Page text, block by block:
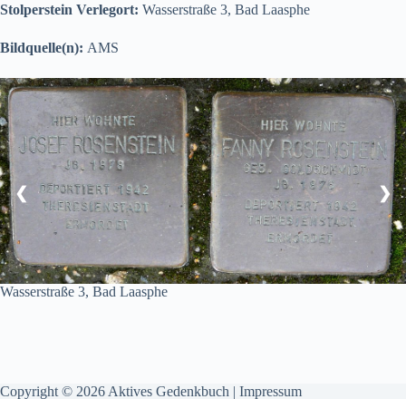
Stolperstein Verlegort: Wasserstraße 3, Bad Laasphe
Bildquelle(n): AMS
Wasserstraße 3, Bad Laasphe
❮ ❯
Copyright © 2026 Aktives Gedenkbuch | Impressum